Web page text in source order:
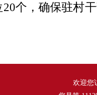
个，确保驻村
欢迎您